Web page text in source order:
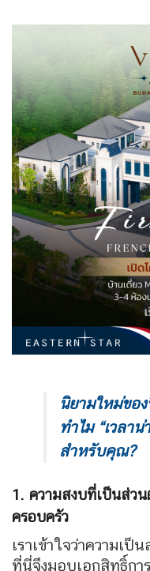
นิยามใหม่ขอ
ทำไม “เวลา
สำหรับคุณ?
1. ความสงบที่เป็นส่ว
ครอบครัว
เราเข้าใจว่าความเ
ที่นี่จึงมอบเอกสิทธิ์กา